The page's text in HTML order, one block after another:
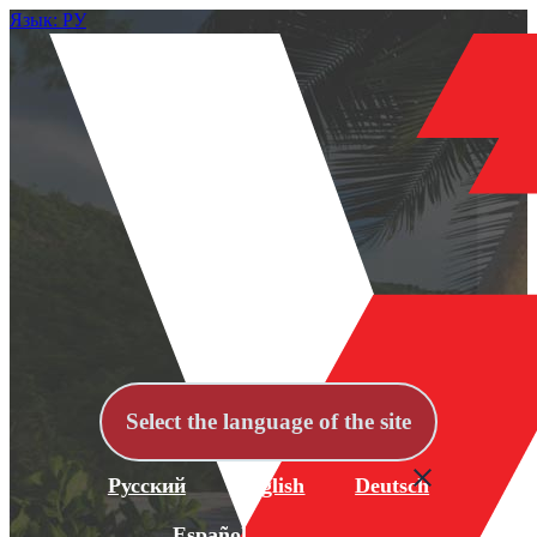
Язык: РУ
Select the language of the site
Русский English Deutsch